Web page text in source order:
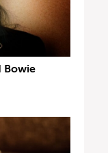
Bowie